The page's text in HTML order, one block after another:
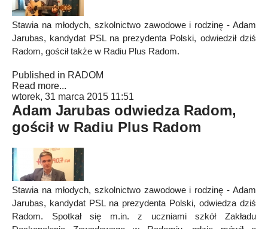
Stawia na młodych, szkolnictwo zawodowe i rodzinę - Adam
Jarubas, kandydat PSL na prezydenta Polski, odwiedził dziś
Radom, gościł także w Radiu Plus Radom.
Published in RADOM
Read more...
wtorek, 31 marca 2015 11:51
Adam Jarubas odwiedza Radom,
gościł w Radiu Plus Radom
Stawia na młodych, szkolnictwo zawodowe i rodzinę - Adam
Jarubas, kandydat PSL na prezydenta Polski, odwiedza dziś
Radom. Spotkał się m.in. z uczniami szkół Zakładu